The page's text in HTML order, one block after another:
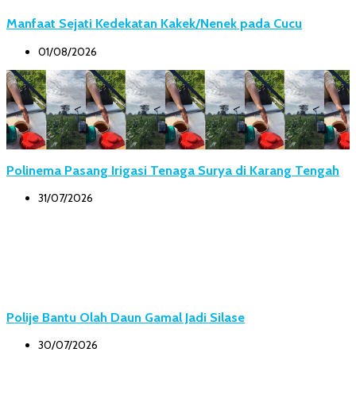
Manfaat Sejati Kedekatan Kakek/Nenek pada Cucu
01/08/2026
Polinema Pasang Irigasi Tenaga Surya di Karang Tengah
31/07/2026
Polije Bantu Olah Daun Gamal Jadi Silase
30/07/2026